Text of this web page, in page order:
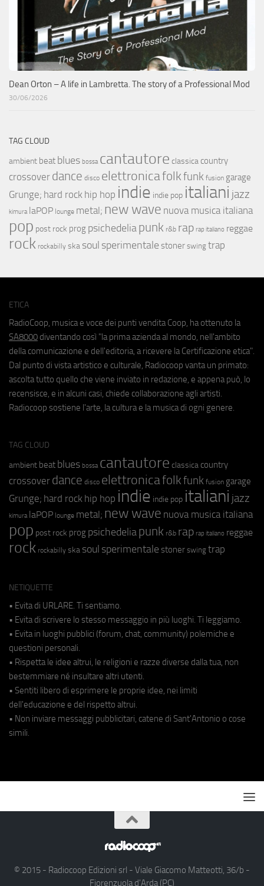
Dean Orton – A life in Lambretta. The story of a Professional Mod
30/06/2026
TAG CLOUD
ambient beat blues bossa cantautore classica country
crossover dance disco elettronicafolkfunk fusion garage
Grunge; hard rock hip hop indie indie pop italiani jazz
kimura laPOP lounge metal; new wave nuova musica italiana
pop post rock prog psichedeliapunk r&b rap rap italiano reggae
rock rockabilly ska soul sperimentale stoner swing trap
ETICA
RadioCoop, musica e voce dei punti vendita Coop, ha ottenuto la
SA8000 diventando così "la prima azienda al mondo, nell'ambito
della comunicazione e dell'editoria, a ricevere la Certificazione etica".
Dal punto di vista artistico e culturale, Radiocoop vanta un primato:
ascolta tutto quello che viene inviato in redazione, e appena può, lo
recensisce, e in alcuni casi, chiede collaborazione agli artisti.
Radiocoop sostiene l'arte, la cultura e la musica di ogni genere.
TAG CLOUD
ambient beat blues bossa cantautore classica country
crossover dance disco elettronicafolkfunk fusion garage
Grunge; hard rock hip hop indie indie pop italiani jazz
kimura laPOP lounge metal; new wave nuova musica italiana
pop post rock prog psichedeliapunk r&b rap rap italiano reggae
rock rockabilly ska soul sperimentale stoner swing trap
NETIQUETTE
• Evita di URLARE. Ti sentiamo.
• Evita di scrivere lo stesso messaggio in più luoghi. Ti leggiamo.
• Evita in luoghi pubblici (forum, chat, community) polemiche e
questioni personali.
• Rispetta le idee altrui, le religioni e razze diverse dalla tua, non
bestemmiare né insultare altri utenti.
• Sentiti libero di esprimere le proprie idee, nei limiti
dell'educazione e del rispetto altrui.
• Non inviare messaggi pubblicitari, catene di Sant'Antonio o cose
simili.
© 2015 - Radiocoop Edizioni srl - Viale Giacomo Matteotti, 36/b -
Fiorenzuola d'Arda (PC)